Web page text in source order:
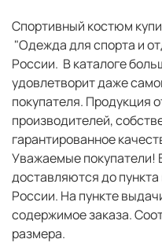
Спортивный костюм
"Одежда для спорта и
России. В каталоге
удовлетворит даже
покупателя. Продукция
производителей,
гарантированное
Уважаемые покупатели!
доставляются до
России. На пункте
содержимое заказа.
размера.